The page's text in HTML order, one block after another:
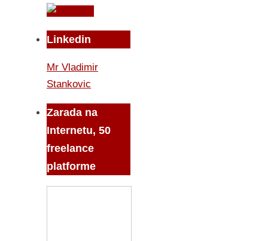
Linkedin
Mr Vladimir
Stankovic
Zarada na
Internetu, 50
freelance
platforme